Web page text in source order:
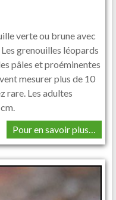
verte ou brune avec
grenouilles léopards
pâles et proéminentes
mesurer plus de 10
rare. Les adultes
Pour en savoir plus…